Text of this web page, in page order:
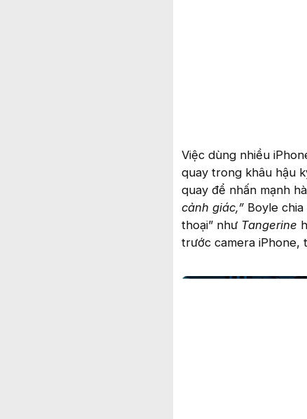
Việc dùng nhiều
quay trong khâu hậu
quay để nhấn mạnh
cảnh giác,” Boyle
thoại” như Tangerine
trước camera iPhone,